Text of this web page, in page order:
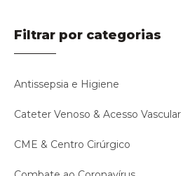
Filtrar por categorias
Antissepsia e Higiene
Cateter Venoso & Acesso Vascular
CME & Centro Cirúrgico